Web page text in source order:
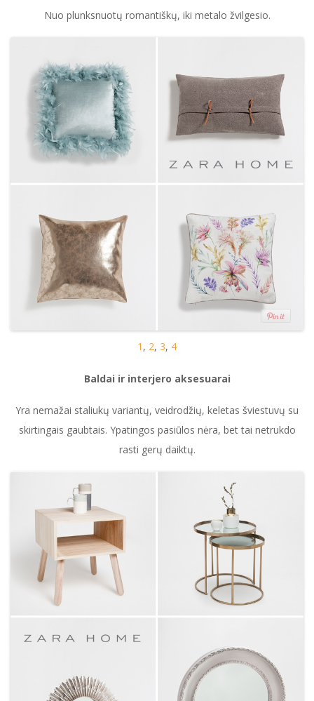
Nuo plunksnuotų romantiškų, iki metalo žvilgesio.
1 , 2, 3, 4
Baldai ir interjero aksesuarai
Yra nemažai staliukų variantų, veidrodžių, keletas šviestuvų su
skirtingais gaubtais. Ypatingos pasiūlos nėra, bet tai netrukdo
rasti gerų daiktų.